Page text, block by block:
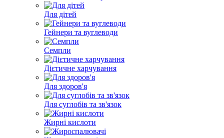
Для дітей
Гейнери та вуглеводи
Семпли
Дієтичне харчування
Для здоров'я
Для суглобів та зв'язок
Жирні кислоти